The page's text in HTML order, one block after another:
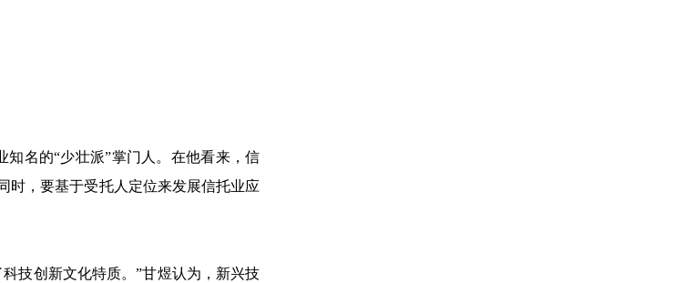
知名的“少壮派”掌门人。在他看来，信
时，要基于受托人定位来发展信托业应
技创新文化特质。”甘煜认为，新兴技